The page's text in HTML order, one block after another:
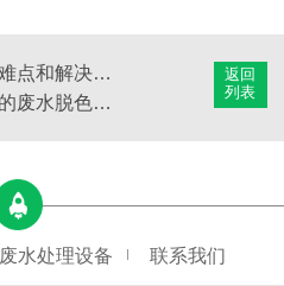
返回
列表
线路板废水处理的难点和解决方法
分析印染废水处理的废水脱色难点和处理方法
废水处理设备 联系我们